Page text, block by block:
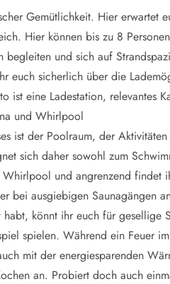
Gemütlichkeit. Hier erwartet
Hier können bis zu 8
und sich auf
euch sicherlich über die
ist eine Ladestation, relevantes
und Whirlpool
ist der Poolraum, der
sich daher sowohl zum
und angrenzend findet
bei ausgiebigen Saunagängen
könnt ihr euch für gesellige
spielen. Während ein Feuer
mit der energiesparenden
an. Probiert doch auch